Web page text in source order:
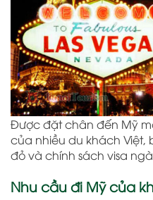
Được đặt chân đến Mỹ
của nhiều du khách
đỏ và chính sách visa
Nhu cầu đi Mỹ của